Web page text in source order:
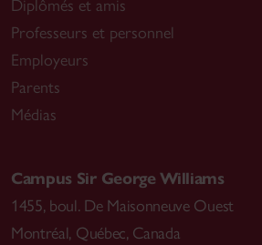
Diplômés et amis
Professeurs et personnel
Employeurs
Parents
Médias
Campus Sir George Williams
1455, boul. De Maisonneuve Ouest
Montréal, Québec, Canada